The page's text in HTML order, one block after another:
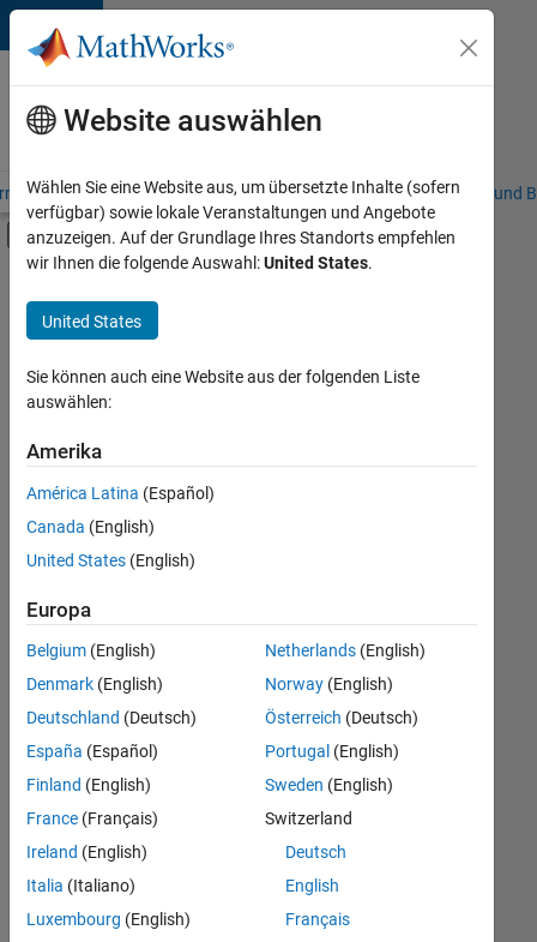
Weiter zum Inhalt
Karriere
bei
MathWorks
– Übersicht Stellensuche Niederlassungen Studierende und
Umschaltung für Off-Canvas-
Hauptinhalt
Information Technology
Education Sales
Inside Sales
Marketing Communications
Marketing Services
Finance and Operations
Human Resources
+6
Derzeit
es
keine
offenen
Stellen,
Ihren
Suchkriterien
entsprechen.
können
die
Suchkriterien
weiter
fassen
oder
alle
Stellenangebote
anzeigen .
Website auswählen
Wählen Sie eine Website aus, um übersetzte Inhalte (sofern
verfügbar) sowie lokale Veranstaltungen und Angebote
anzuzeigen. Auf der Grundlage Ihres Standorts empfehlen
wir Ihnen die folgende Auswahl:United States.
United States
Sie können auch eine Website aus der folgenden Liste
auswählen:
Amerika
América Latina (Español)
Canada (English)
United States (English)
Europa
Belgium (English)
Denmark (English)
Deutschland (Deutsch)
España (Español)
Finland (English)
France (Français)
Ireland (English)
Italia (Italiano)
Luxembourg (English)
Netherlands(English)
Norway(English)
Österreich (Deutsch)
Portugal (English)
Sweden (English)
Switzerland
Deutsch
English
Français